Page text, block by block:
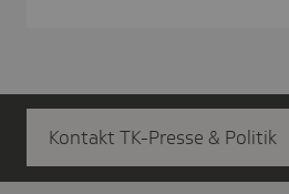
Kontakt TK-Presse & Politik